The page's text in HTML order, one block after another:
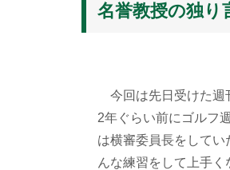
名誉教授の独
今回は先日受けた週
2年ぐらい前にゴルフ
は横審委員長をして
んな練習をして上手